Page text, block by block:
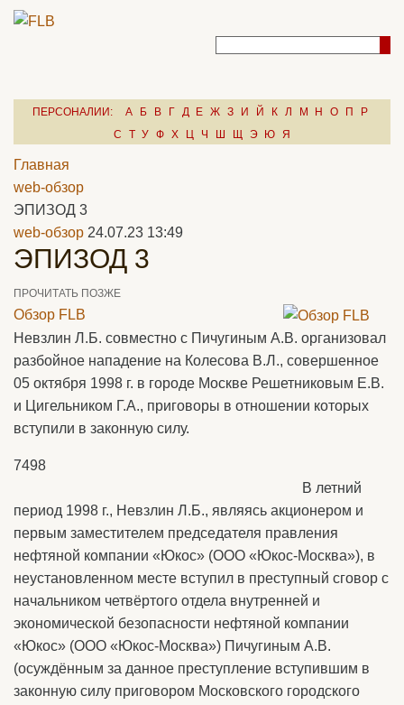
ПЕРСОНАЛИИ: А Б В Г Д Е Ж З И Й К Л М Н О П
Р
С
Т У Ф Х Ц Ч Ш Щ Э Ю Я
Главная
web-обзор
ЭПИЗОД 3
web-обзор 24.07.23 13:49
ЭПИЗОД 3
ПРОЧИТАТЬ ПОЗЖЕ
Обзор FLB
Невзлин Л.Б. совместно с Пичугиным А.В. организовал
разбойное нападение на Колесова В.Л., совершенное
05 октября 1998 г. в городе Москве Решетниковым Е.В.
и Цигельником Г.А., приговоры в отношении которых
вступили в законную силу.
7498
В летний
период 1998 г., Невзлин Л.Б., являясь акционером и
первым заместителем председателя правления
нефтяной компании «Юкос» (ООО «Юкос-Москва»), в
неустановленном месте вступил в преступный сговор с
начальником четвёртого отдела внутренней и
экономической безопасности нефтяной компании
«Юкос» (ООО «Юкос-Москва») Пичугиным А.В.
(осуждённым за данное преступление вступившим в
законную силу приговором Московского городского